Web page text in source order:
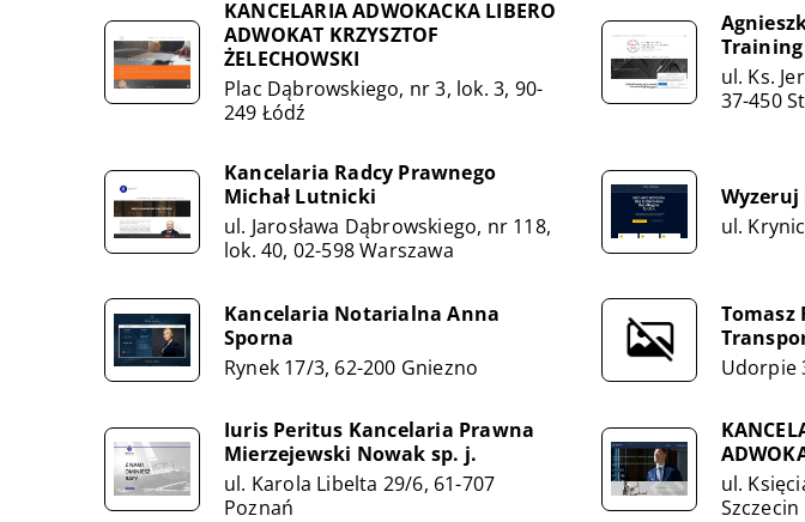
KANCELARIA ADWOKACKA LIBERO
ADWOKAT KRZYSZTOF
ŻELECHOWSKI
Plac Dąbrowskiego, nr 3, lok. 3, 90-
249 Łódź
Training
ul. Ks.
37-450
Kancelaria Radcy Prawnego
Michał Lutnicki
ul. Jarosława Dąbrowskiego, nr 118,
lok. 40, 02-598 Warszawa
Wyzeruj
ul.
Kancelaria Notarialna Anna
Sporna
Rynek 17/3, 62-200 Gniezno
Tomasz
Udorpie
Iuris Peritus Kancelaria Prawna
Mierzejewski Nowak sp. j.
ul. Karola Libelta 29/6, 61-707
Poznań
ul.
Szczecin